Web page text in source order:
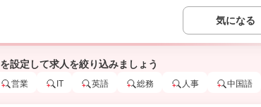
気になる
を設定して求人を絞り込みましょう
営業 IT 英語 総務 人事 中国語